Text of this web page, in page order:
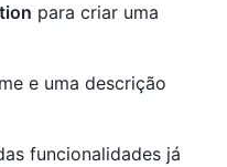
para criar uma
e uma descrição
funcionalidades já